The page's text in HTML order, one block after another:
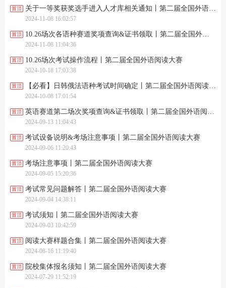
陈* 刚刚进行了关注
程*然 刚刚进行了关注
* 刚刚完成了报名
杨*墨 刚刚完成了报名
胡*豪 刚刚进行了关注
陈* 刚刚进行了关注
关于一等奖获奖选手进入人才库相关通知丨第二届全国外语阅读大赛
2024-11-08 16:02:57
10.26场次各语种赛道奖项查询&证书领取丨第二届全国外语阅读大赛
2024-11-08 11:04:36
10.26场次考试操作流程丨第二届全国外语阅读大赛
2024-10-18 17:03:38
【必看】日韩俄法语种考试时间确定丨第二届全国外语阅读大赛
2024-10-08 17:01:54
英语赛道第二场次奖项查询&证书领取丨第二届全国外语阅读大赛
2024-09-13 11:04:43
考试设备说明&考场注意事项丨第二届全国外语阅读大赛
2024-09-06 11:20:43
考场注意事项丨第二届全国外语阅读大赛
2024-09-05 15:20:36
考试常见问题解答丨第二届全国外语阅读大赛
2024-09-04 14:38:11
考试须知丨第二届全国外语阅读大赛
2024-09-03 10:42:59
阅读大赛样题合集丨第二届全国外语阅读大赛
2024-08-16 11:19:40
院校集体报名须知丨第二届全国外语阅读大赛
2024-07-29 11:52:19